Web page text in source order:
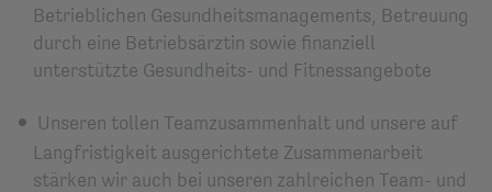
Betrieblichen Gesundheitsmanagements, Betreuung
durch eine Betriebsärztin sowie finanziell
unterstützte Gesundheits- und Fitnessangebote
Unseren tollen Teamzusammenhalt und unsere auf
Langfristigkeit ausgerichtete Zusammenarbeit
stärken wir auch bei unseren zahlreichen Team- und